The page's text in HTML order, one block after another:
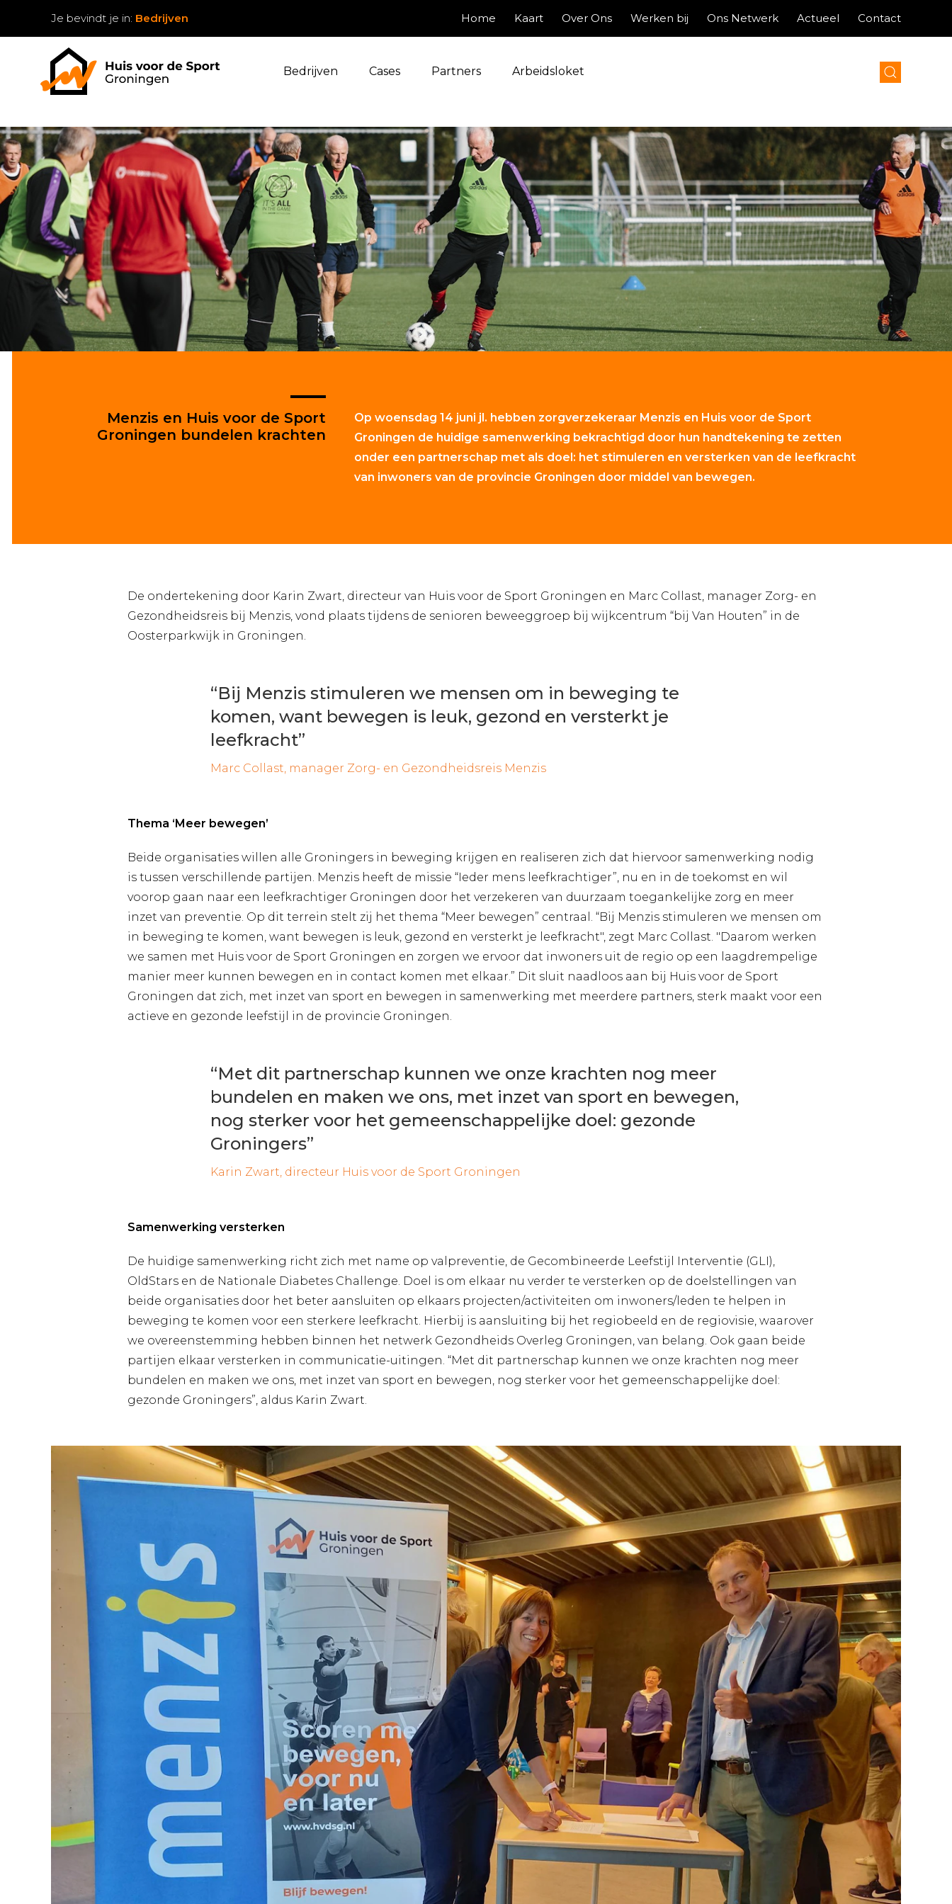
Je bevindt je in: Bedrijven Home Kaart Over Ons Werken bij Ons Netwerk Actueel Contact
Bedrijven Cases Partners Arbeidsloket
Menzis en Huis voor de Sport
Groningen bundelen krachten
Op woensdag 14 juni jl. hebben zorgverzekeraar Menzis en Huis voor de Sport
Groningen de huidige samenwerking bekrachtigd door hun handtekening te zetten
onder een partnerschap met als doel: het stimuleren en versterken van de leefkracht
van inwoners van de provincie Groningen door middel van bewegen.
De ondertekening door Karin Zwart, directeur van Huis voor de Sport Groningen en Marc Collast, manager Zorg- en
Gezondheidsreis bij Menzis, vond plaats tijdens de senioren beweeggroep bij wijkcentrum “bij Van Houten” in de
Oosterparkwijk in Groningen.
“Bij Menzis stimuleren we mensen om in beweging te
komen, want bewegen is leuk, gezond en versterkt je
leefkracht”
Marc Collast, manager Zorg- en Gezondheidsreis Menzis
Thema ‘Meer bewegen’
Beide organisaties willen alle Groningers in beweging krijgen en realiseren zich dat hiervoor samenwerking nodig
is tussen verschillende partijen. Menzis heeft de missie “Ieder mens leefkrachtiger”, nu en in de toekomst en wil
voorop gaan naar een leefkrachtiger Groningen door het verzekeren van duurzaam toegankelijke zorg en meer
inzet van preventie. Op dit terrein stelt zij het thema “Meer bewegen” centraal. “Bij Menzis stimuleren we mensen om
in beweging te komen, want bewegen is leuk, gezond en versterkt je leefkracht", zegt Marc Collast. "Daarom werken
we samen met Huis voor de Sport Groningen en zorgen we ervoor dat inwoners uit de regio op een laagdrempelige
manier meer kunnen bewegen en in contact komen met elkaar.” Dit sluit naadloos aan bij Huis voor de Sport
Groningen dat zich, met inzet van sport en bewegen in samenwerking met meerdere partners, sterk maakt voor een
actieve en gezonde leefstijl in de provincie Groningen.
“Met dit partnerschap kunnen we onze krachten nog meer
bundelen en maken we ons, met inzet van sport en bewegen,
nog sterker voor het gemeenschappelijke doel: gezonde
Groningers”
Karin Zwart, directeur Huis voor de Sport Groningen
Samenwerking versterken
De huidige samenwerking richt zich met name op valpreventie, de Gecombineerde Leefstijl Interventie (GLI),
OldStars en de Nationale Diabetes Challenge. Doel is om elkaar nu verder te versterken op de doelstellingen van
beide organisaties door het beter aansluiten op elkaars projecten/activiteiten om inwoners/leden te helpen in
beweging te komen voor een sterkere leefkracht. Hierbij is aansluiting bij het regiobeeld en de regiovisie, waarover
we overeenstemming hebben binnen het netwerk Gezondheids Overleg Groningen, van belang. Ook gaan beide
partijen elkaar versterken in communicatie-uitingen. “Met dit partnerschap kunnen we onze krachten nog meer
bundelen en maken we ons, met inzet van sport en bewegen, nog sterker voor het gemeenschappelijke doel:
gezonde Groningers”, aldus Karin Zwart.